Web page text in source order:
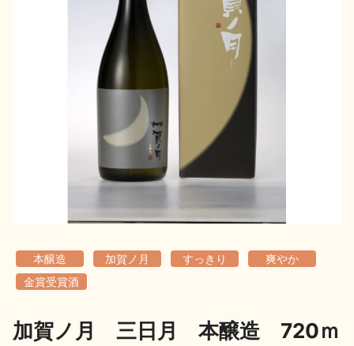
地酒カタログ
地酒解体新書
お楽しみコンテンツ
本醸造 加賀ノ月 すっきり
爽やか
金賞受賞酒
加賀ノ月 三日月 本醸造 720ｍ